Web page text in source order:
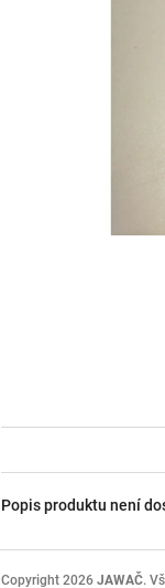
Popis produktu není
Copyright 2026 JAWAČ.